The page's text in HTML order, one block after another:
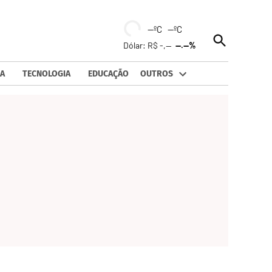
--ºC --ºC
Dólar: R$ -,----.--%
Open
Search
TECNOLOGIA EDUCAÇÃO OUTROS